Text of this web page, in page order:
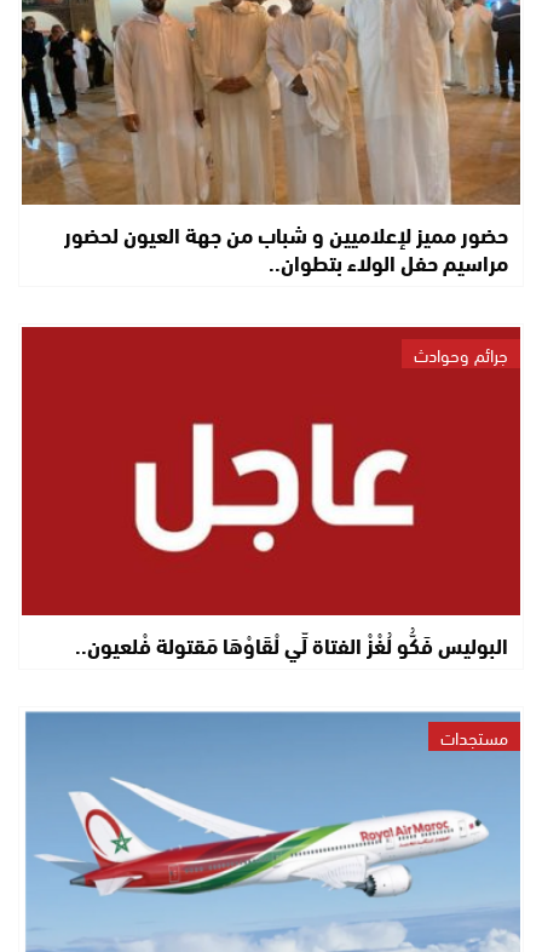
حضور مميز لإعلاميين و شباب من جهة العيون لحضور
مراسيم حفل الولاء بتطوان..
جرائم وحوادث
البوليس فَكُّو لُغْزْ الفتاة لِّي لْقَاوْهَا مَقتولة فْلعيون..
مستجدات